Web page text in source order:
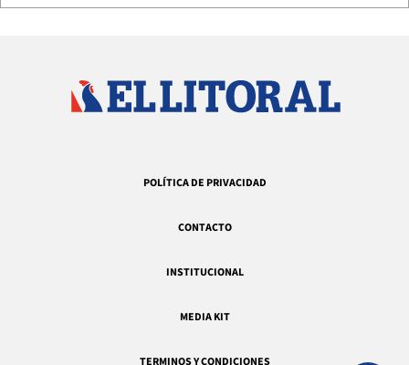
POLÍTICA DE PRIVACIDAD
CONTACTO
INSTITUCIONAL
MEDIA KIT